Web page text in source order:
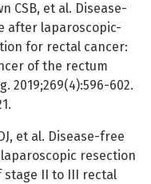
CSB, et al. Disease-
after laparoscopic-
for rectal cancer:
of the rectum
2019;269(4):596-602.
et al. Disease-free
resection
stage II to III rectal